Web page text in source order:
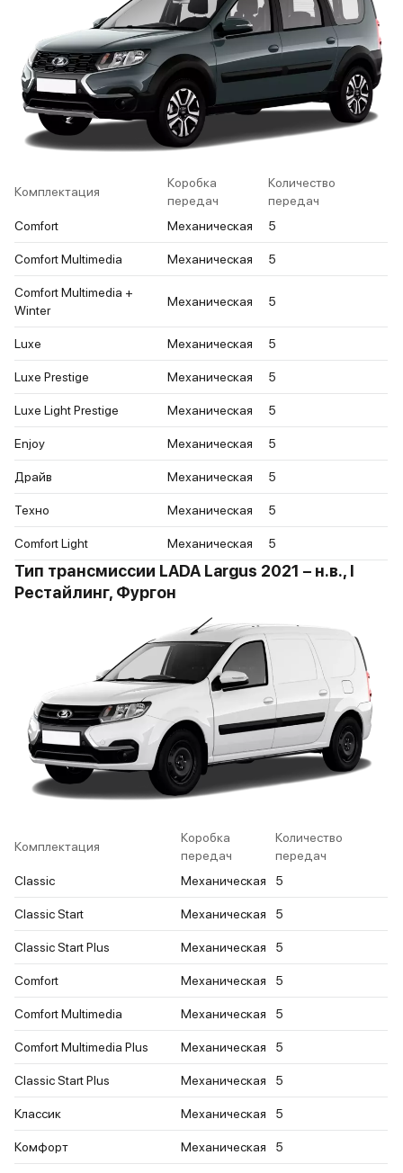
Комплектация
Коробка
передач
Количество
передач
Comfort
Механическая 5
Comfort Multimedia Механическая 5
Comfort Multimedia +
Winter
Механическая 5
Luxe Механическая 5
Luxe Prestige Механическая 5
Luxe Light Prestige Механическая 5
Enjoy Механическая 5
Драйв Механическая 5
Техно Механическая 5
Comfort Light Механическая 5
Тип трансмиссии LADA Largus 2021 – н.в., I
Рестайлинг, Фургон
Комплектация
Коробка
передач
Количество
передач
Classic
Механическая 5
Classic Start Механическая 5
Classic Start Plus Механическая 5
Comfort Механическая 5
Comfort Multimedia Механическая 5
Comfort Multimedia Plus Механическая 5
Classic Start Plus Механическая 5
Классик Механическая 5
Комфорт Механическая 5